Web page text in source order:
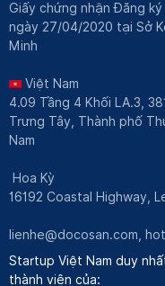
Giấy chứng nhận Đăng
ngày 27/04/2020 tại Sở
Minh
Việt Nam
4.09 Tầng 4 Khối LA.3,
Trưng Tây, Thành phố
Nam
Hoa Kỳ
16192 Coastal Highway,
lienhe@docosan.com,
Startup Việt Nam duy
thành viên của: